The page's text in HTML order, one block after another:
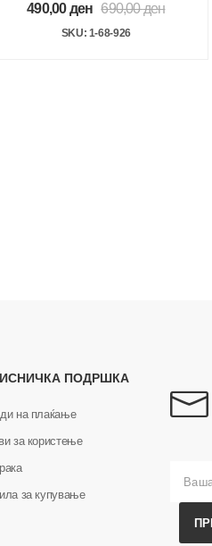
490,00ден 690,00ден
SKU: 1-68-926
ПОДРШКА
на плаќање
за користење
за купување